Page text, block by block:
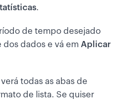
.
de tempo desejado
dos dados e vá em Aplicar
todas as abas de
de lista. Se quiser